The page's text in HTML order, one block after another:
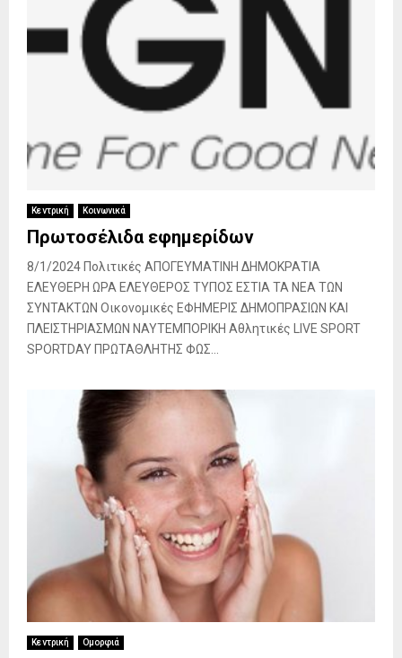
Κεντρική Κοινωνικά
Πρωτοσέλιδα εφημερίδων
8/1/2024 Πολιτικές ΑΠΟΓΕΥΜΑΤΙΝΗ ΔΗΜΟΚΡΑΤΙΑ
ΕΛΕΥΘΕΡΗ ΩΡΑ ΕΛΕΥΘΕΡΟΣ ΤΥΠΟΣ ΕΣΤΙΑ ΤΑ ΝΕΑ ΤΩΝ
ΣΥΝΤΑΚΤΩΝ Οικονομικές ΕΦΗΜΕΡΙΣ ΔΗΜΟΠΡΑΣΙΩΝ ΚΑΙ
ΠΛΕΙΣΤΗΡΙΑΣΜΩΝ ΝΑΥΤΕΜΠΟΡΙΚΗ Αθλητικές LIVE SPORT
SPORTDAY ΠΡΩΤΑΘΛΗΤΗΣ ΦΩΣ...
Κεντρική Ομορφιά